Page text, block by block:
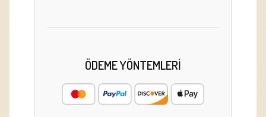
ÖDEME YÖNTEMLERI